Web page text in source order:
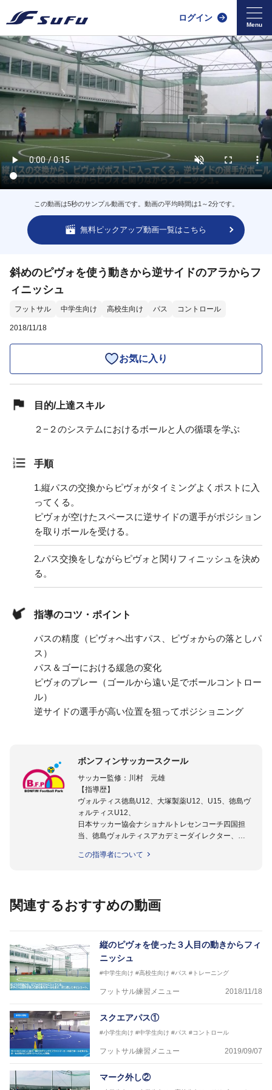
ログイン
この動画は5秒のサンプル動画です。動画の平均時間は1～2分です。
無料ピックアップ動画一覧はこちら
斜めのピヴォを使う動きから逆サイドのアラからフ
ィニッシュ
フットサル 中学生向け 高校生向け パス コントロール
2018/11/18
お気に入り
目的/上達スキル
２−２のシステムにおけるボールと人の循環を学ぶ
手順
1.縦パスの交換からピヴォがタイミングよくポストに入
ってくる。
ピヴォが空けたスペースに逆サイドの選手がポジション
を取りボールを受ける。
2.パス交換をしながらピヴォと関りフィニッシュを決め
る。
指導のコツ・ポイント
パスの精度（ピヴォへ出すパス、ピヴォからの落としパ
ス）
パス＆ゴーにおける緩急の変化
ピヴォのプレー（ゴールから遠い足でボールコントロー
ル）
逆サイドの選手が高い位置を狙ってポジショニング
ボンフィンサッカースクール
サッカー監修：川村 元雄
【指導歴】
ヴォルティス徳島U12、大塚製薬U12、U15、徳島ヴ
ォルティスU12、
日本サッカー協会ナショナルトレセンコーチ四国担
当、徳島ヴォルティスアカデミーダイレクター、
日本サッカー協会公認B級養成講習会インストラクタ
協会公認キッズリーダーチーフインストラクター
【指導歴】
FリーグU23選抜監督、ミャンマー女子フットサル代
日本サッカー協会フットサルインストラクター、AFC
（アジアサッカー連盟）フットサルインストラクター
JFA公認A級コーチジェネラルライセンス・JFA公認フ
ットサルB級コーチライセンス
横山 哲久
【指導歴】
【資格】
この指導者について
関連するおすすめの動画
縦のピヴォを使った３人目の動きからフィ
ニッシュ
#中学生向け #高校生向け #パス #トレーニング
フットサル練習メニュー 2018/11/18
スクエアパス①
#小学生向け #中学生向け #パス #コントロール
フットサル練習メニュー 2019/09/07
マーク外し②